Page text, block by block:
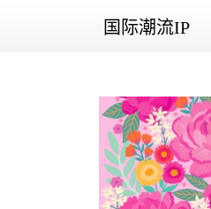
国际潮流IP